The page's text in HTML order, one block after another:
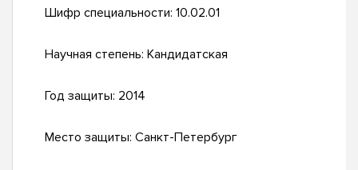
Шифр специальности: 10.02.01
Научная степень: Кандидатская
Год защиты: 2014
Место защиты: Санкт-Петербург